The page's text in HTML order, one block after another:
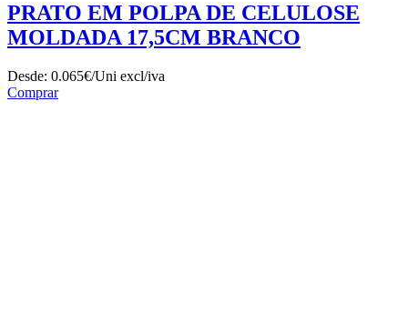
PRATO EM POLPA DE CELULOSE
MOLDADA 17,5CM BRANCO
Desde: 0.065€/Uni excl/iva
Comprar